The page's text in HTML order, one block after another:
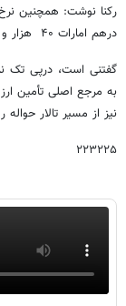
درهم امارات ۴۰ هزار و ۳۳۱ تومان اعلام شده است.
گفتنی است، درپی تک‌
به مرجع اصلی تأمین
نیز از مسیر تالار
۲۲۳۲۲۵